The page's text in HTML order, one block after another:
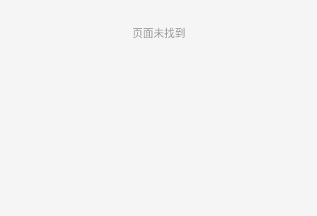
页面未找到